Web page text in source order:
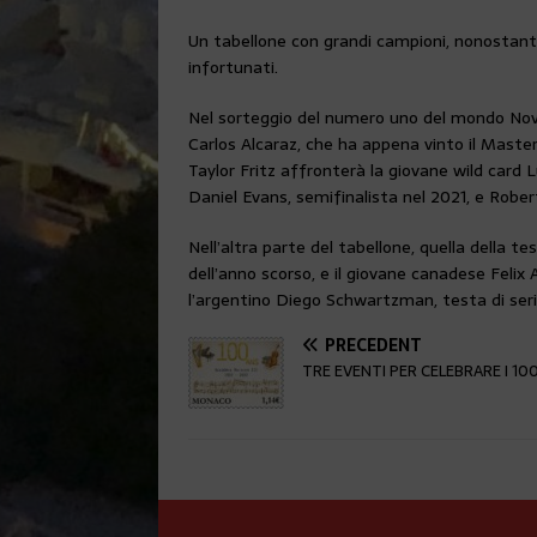
Un tabellone con grandi campioni,
infortunati.
Nel sorteggio del numero uno del mondo
Carlos Alcaraz, che ha appena vinto il
Taylor Fritz affronterà la giovane wild card
Daniel Evans, semifinalista nel 2021, e
Nell’altra parte del tabellone, quella della
dell’anno scorso, e il giovane canadese
l’argentino Diego Schwartzman, testa di
PRÉCÉDENT
TRE EVENTI PER CELEBRARE I